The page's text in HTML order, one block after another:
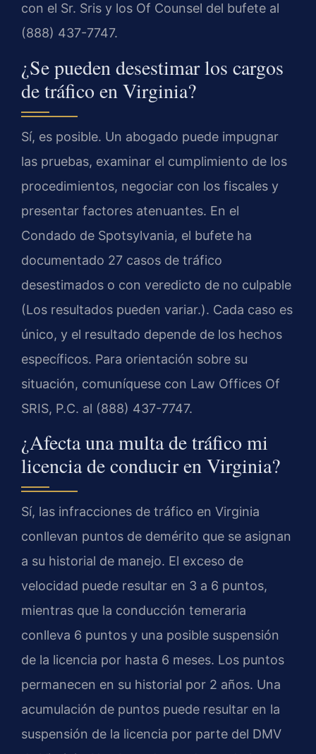
con el Sr. Sris y los Of Counsel del bufete al
(888) 437-7747.
¿Se pueden desestimar los cargos
de tráfico en Virginia?
Sí, es posible. Un abogado puede impugnar
las pruebas, examinar el cumplimiento de los
procedimientos, negociar con los fiscales y
presentar factores atenuantes. En el
Condado de Spotsylvania, el bufete ha
documentado 27 casos de tráfico
desestimados o con veredicto de no culpable
(Los resultados pueden variar.). Cada caso es
único, y el resultado depende de los hechos
específicos. Para orientación sobre su
situación, comuníquese con Law Offices Of
SRIS, P.C. al (888) 437-7747.
¿Afecta una multa de tráfico mi
licencia de conducir en Virginia?
Sí, las infracciones de tráfico en Virginia
conllevan puntos de demérito que se asignan
a su historial de manejo. El exceso de
velocidad puede resultar en 3 a 6 puntos,
mientras que la conducción temeraria
conlleva 6 puntos y una posible suspensión
de la licencia por hasta 6 meses. Los puntos
permanecen en su historial por 2 años. Una
acumulación de puntos puede resultar en la
suspensión de la licencia por parte del DMV